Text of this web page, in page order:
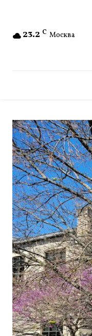
23.2 C Москва